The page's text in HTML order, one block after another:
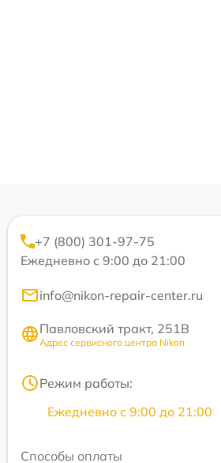
+7 (800) 301-97-75
Ежедневно с 9:00 до 21:00
info@nikon-repair-center.ru
Павловский тракт, 251В
Адрес сервисного центра Nikon
Режим работы:
Ежедневно с 9:00 до 21:00
Способы оплаты